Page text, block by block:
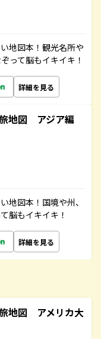
地図本！観光名所や
って脳もイキイキ！
詳細を見る
地図 アジア編
地図本！国境や州、
脳もイキイキ！
詳細を見る
地図 アメリカ大